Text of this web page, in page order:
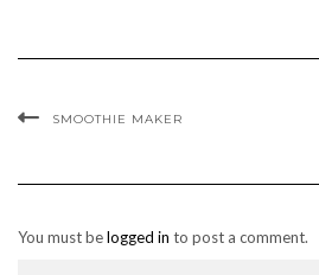
SMOOTHIE MAKER
You must belogged in to post a comment.